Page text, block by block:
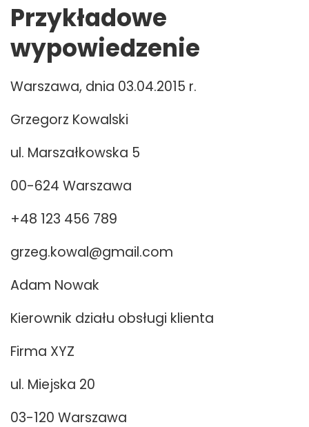
Przykładowe
wypowiedzenie
Warszawa, dnia 03.04.2015 r.
Grzegorz Kowalski
ul. Marszałkowska 5
00-624 Warszawa
+48 123 456 789
grzeg.kowal@gmail.com
Adam Nowak
Kierownik działu obsługi klienta
Firma XYZ
ul. Miejska 20
03-120 Warszawa